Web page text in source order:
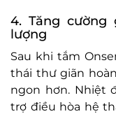
4. Tăng cường
lượng
Sau khi tắm
thái thư giãn
ngon hơn. Nhiệt
trợ điều hòa hệ